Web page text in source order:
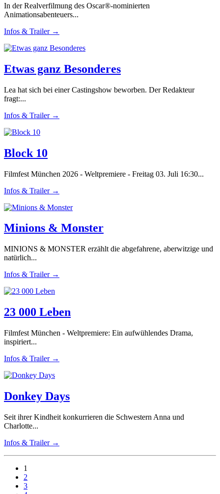
In der Realverfilmung des Oscar®-nominierten
Animationsabenteuers...
Infos & Trailer →
Etwas ganz Besonderes
Lea hat sich bei einer Castingshow beworben. Der Redakteur
fragt:...
Infos & Trailer →
Block 10
Filmfest München 2026 - Weltpremiere - Freitag 03. Juli 16:30...
Infos & Trailer →
Minions & Monster
MINIONS & MONSTER erzählt die abgefahrene, aberwitzige und
natürlich...
Infos & Trailer →
23 000 Leben
Filmfest München - Weltpremiere: Ein aufwühlendes Drama,
inspiriert...
Infos & Trailer →
Donkey Days
Seit ihrer Kindheit konkurrieren die Schwestern Anna und
Charlotte...
Infos & Trailer →
1
2
3